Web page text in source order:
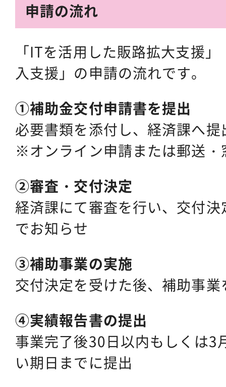
申請の流れ
「ITを活用した販路拡大支援
入支援」の申請の流れです。
①補助金交付申請書を提出
必要書類を添付し、経済課へ提
※オンライン申請または郵送・
②審査・交付決定
経済課にて審査を行い、交付
でお知らせ
③補助事業の実施
交付決定を受けた後、補助事業
④実績報告書の提出
事業完了後30日以内もしくは3
い期日までに提出